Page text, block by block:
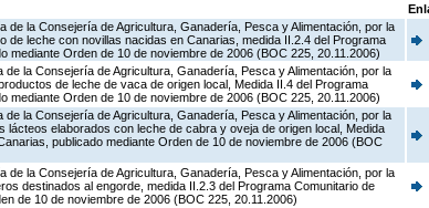
la Consejería de Agricultura, Ganadería, Pesca y Alimentación, por la
leche con novillas nacidas en Canarias, medida II.2.4 del Programa
Orden de 10 de noviembre de 2006 (BOC 225, 20.11.2006)
la Consejería de Agricultura, Ganadería, Pesca y Alimentación, por la
de leche de vaca de origen local, Medida II.4 del Programa
Orden de 10 de noviembre de 2006 (BOC 225, 20.11.2006)
la Consejería de Agricultura, Ganadería, Pesca y Alimentación, por la
elaborados con leche de cabra y oveja de origen local, Medida
publicado mediante Orden de 10 de noviembre de 2006 (BOC
la Consejería de Agricultura, Ganadería, Pesca y Alimentación, por la
destinados al engorde, medida II.2.3 del Programa Comunitario de
de 10 de noviembre de 2006 (BOC 225, 20.11.2006)